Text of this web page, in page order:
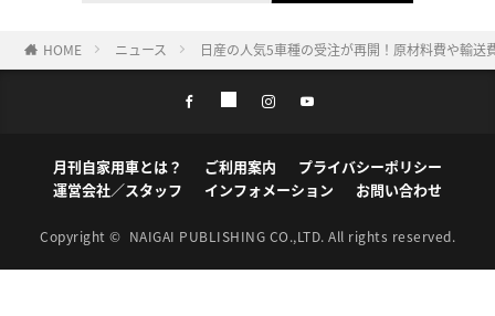
HOME ニュース 日産の人気5車種の受注が再開！原材料費や輸送
月刊自家用車とは？ ご利用案内
プライバシーポリシー
運営会社／スタッフ
インフォメーション お問い合わせ
Copyright © NAIGAI PUBLISHING CO.,LTD. All rights reserved.